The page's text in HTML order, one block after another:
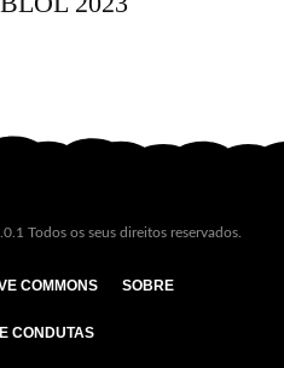
Todos os seus direitos reservados.
COMMONS SOBRE
CONDUTAS